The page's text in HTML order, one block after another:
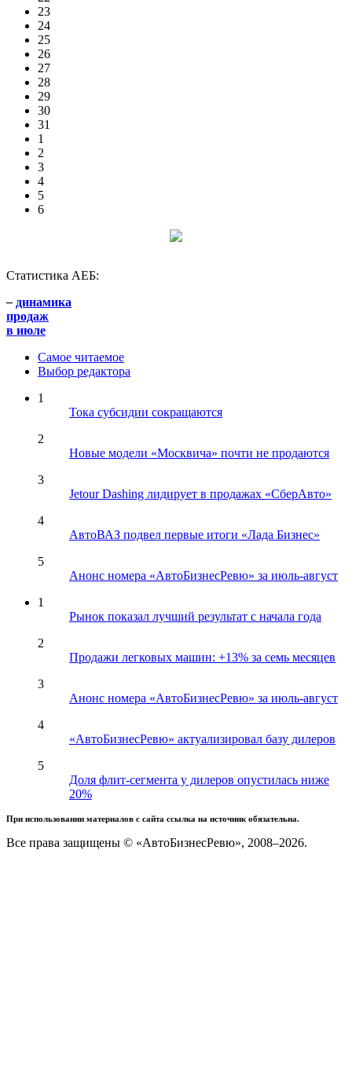
23
24
25
26
27
28
29
30
31
1
2
3
4
5
6
Статистика АЕБ:
– динамика
продаж
в июле
Самое читаемое
Выбор редактора
1
Тока субсидии сокращаются
2
Новые модели «Москвича» почти не продаются
3
Jetour Dashing лидирует в продажах «СберАвто»
4
АвтоВАЗ подвел первые итоги «Лада Бизнес»
5
Анонс номера «АвтоБизнесРевю» за июль-август
1
Рынок показал лучший результат с начала года
2
Продажи легковых машин: +13% за семь месяцев
3
Анонс номера «АвтоБизнесРевю» за июль-август
4
«АвтоБизнесРевю» актуализировал базу дилеров
5
Доля флит-сегмента у дилеров опустилась ниже
20%
При использовании материалов с сайта ссылка на источник обязательна.
Все права защищены © «АвтоБизнесРевю», 2008–2026.